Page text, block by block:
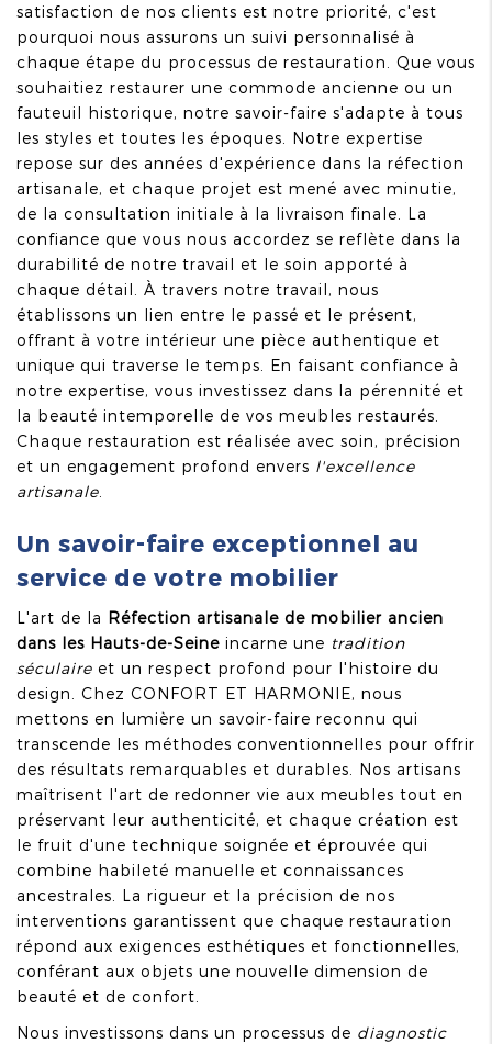
satisfaction de nos clients est notre priorité, c'est
pourquoi nous assurons un suivi personnalisé à
chaque étape du processus de restauration. Que vous
souhaitiez restaurer une commode ancienne ou un
fauteuil historique, notre savoir-faire s'adapte à tous
les styles et toutes les époques. Notre expertise
repose sur des années d'expérience dans la réfection
artisanale, et chaque projet est mené avec minutie,
de la consultation initiale à la livraison finale. La
confiance que vous nous accordez se reflète dans la
durabilité de notre travail et le soin apporté à
chaque détail. À travers notre travail, nous
établissons un lien entre le passé et le présent,
offrant à votre intérieur une pièce authentique et
unique qui traverse le temps. En faisant confiance à
notre expertise, vous investissez dans la pérennité et
la beauté intemporelle de vos meubles restaurés.
Chaque restauration est réalisée avec soin, précision
et un engagement profond envers l'excellence
artisanale
Un savoir-faire exceptionnel au
service de votre mobilier
L'art de la Réfection artisanale de mobilier ancien
dans les Hauts-de-Seine incarne une tradition
séculaire et un respect profond pour l'histoire du
design. Chez CONFORT ET HARMONIE, nous
mettons en lumière un savoir-faire reconnu qui
transcende les méthodes conventionnelles pour offrir
des résultats remarquables et durables. Nos artisans
maîtrisent l'art de redonner vie aux meubles tout en
préservant leur authenticité, et chaque création est
le fruit d'une technique soignée et éprouvée qui
combine habileté manuelle et connaissances
ancestrales. La rigueur et la précision de nos
interventions garantissent que chaque restauration
répond aux exigences esthétiques et fonctionnelles,
conférant aux objets une nouvelle dimension de
beauté et de confort.
Nous investissons dans un processus de diagnostic